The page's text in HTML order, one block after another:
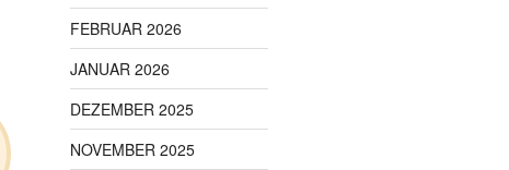
FEBRUAR 2026
JANUAR 2026
DEZEMBER 2025
NOVEMBER 2025